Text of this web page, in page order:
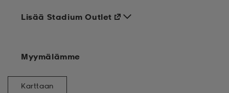
Lisää Stadium Outlet
Myymälämme
Karttaan